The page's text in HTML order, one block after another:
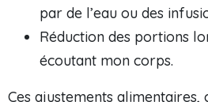
par de l’eau ou des
Réduction des portions
écoutant mon corps.
Ces ajustements alimentaires,